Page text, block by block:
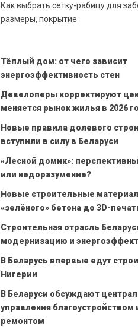
Как выбрать сетку-рабицу для
размеры, покрытие
Тёплый дом: от чего зависит
энергоэффективность стен
Девелоперы корректируют
меняется рынок жилья в 2026
Новые правила долевого
вступили в силу в Беларуси
«Лесной домик»:
или недоразумение?
Новые строительные
«зелёного» бетона до 3D-
Строительная отрасль
модернизацию и
В Беларусь впервые едут
Нигерии
В Беларуси обсуждают
управления благоустройством
ремонтом